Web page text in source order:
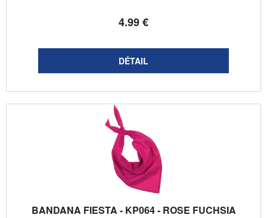
4.99€
BANDANA FIESTA - KP064 - ROSE FUCHSIA